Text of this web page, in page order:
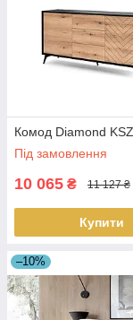
Комод Diamond
Під замовлення
10 065 ₴ 11 127 ₴
Купити
–10%